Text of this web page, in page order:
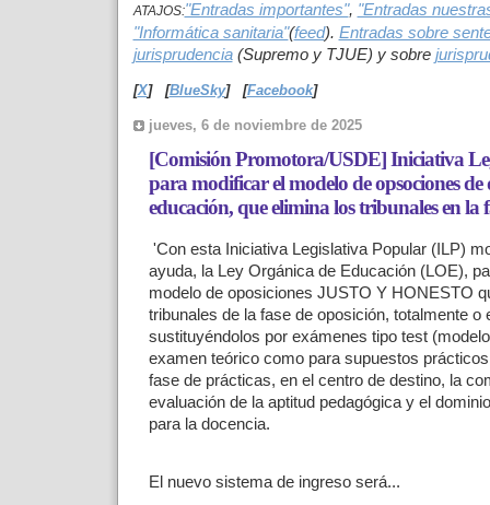
ATAJOS:"Entradas importantes", "Entradas
"Informática sanitaria"(feed). Entradas sobre
jurisprudencia(Supremo y TJUE) y sobre
[X] [BlueSky] [Facebook]
jueves, 6 de noviembre de 2025
[Comisión Promotora/USDE] Iniciativa
para modificar el modelo de opsociones de
educación, que elimina los tribunales en la
'Con esta Iniciativa Legislativa Popular (ILP)
ayuda, la Ley Orgánica de Educación (LOE),
modelo de oposiciones JUSTO Y HONESTO
tribunales de la fase de oposición, totalmente o
sustituyéndolos por exámenes tipo test
examen teórico como para supuestos
fase de prácticas, en el centro de destino, la
evaluación de la aptitud pedagógica y el
para la docencia.
El nuevo sistema de ingreso será...